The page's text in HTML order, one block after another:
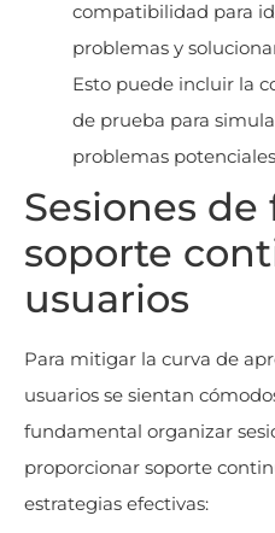
compatibilidad para
problemas y
Esto puede incluir la
de prueba para
problemas
Sesiones
soporte
usuarios
Para mitigar la curva de
usuarios se sientan
fundamental organizar
proporcionar soporte
estrategias efectivas: